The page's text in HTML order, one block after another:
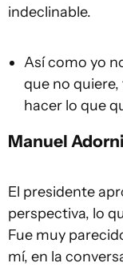
indeclinable.
Así como yo
que no
hacer lo que
Manuel
El presidente
perspectiva, lo
Fue muy
mí, en la